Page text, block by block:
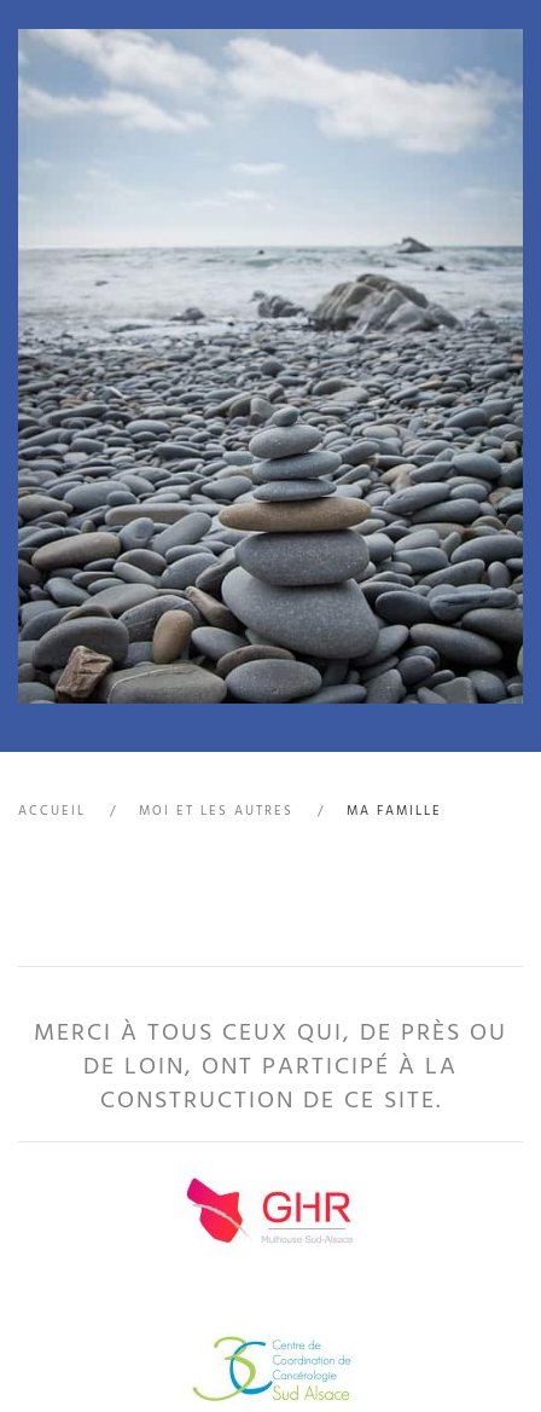
ACCUEIL MOI ET LES AUTRES MA FAMILLE
MERCI À TOUS CEUX QUI, DE PRÈS OU
DE LOIN, ONT PARTICIPÉ À LA
CONSTRUCTION DE CE SITE.